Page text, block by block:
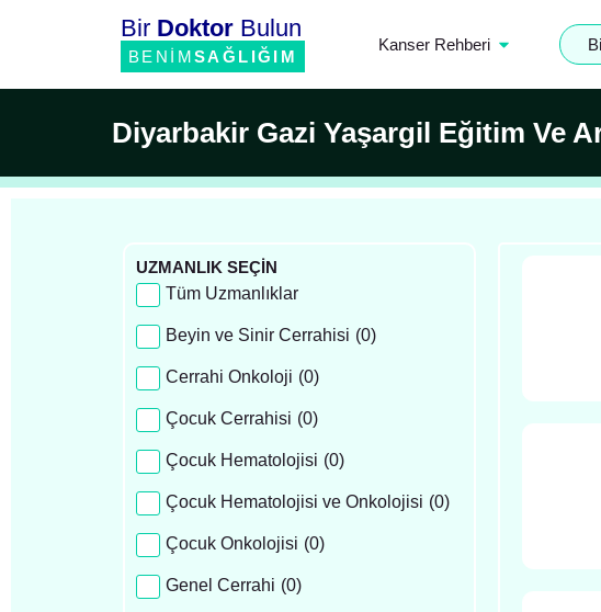
Bir Doktor Bulun
BENİMSAĞLIĞIM
Kanser Rehberi
Diyarbakir Gazi Yaşargil Eğitim Ve
UZMANLIK SEÇİN
Tüm Uzmanlıklar
Beyin ve Sinir Cerrahisi (0)
Cerrahi Onkoloji (0)
Çocuk Cerrahisi (0)
Çocuk Hematolojisi (0)
Çocuk Hematolojisi ve Onkolojisi (0)
Çocuk Onkolojisi (0)
Genel Cerrahi (0)